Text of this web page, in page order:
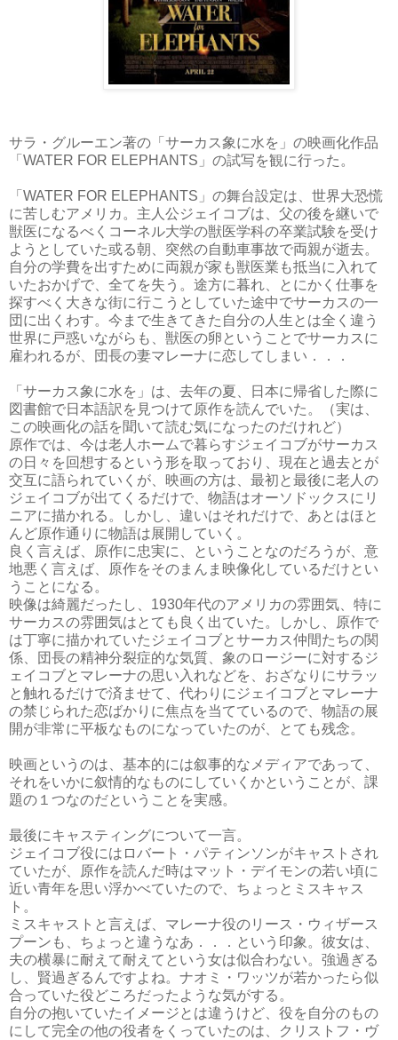
サラ・グルーエン著の「サーカス象に水を」の映画化作品
「WATER FOR ELEPHANTS」の試写を観に行った。
「WATER FOR ELEPHANTS」の舞台設定は、世界大恐慌
に苦しむアメリカ。主人公ジェイコブは、父の後を継いで
獣医になるべくコーネル大学の獣医学科の卒業試験を受け
ようとしていた或る朝、突然の自動車事故で両親が逝去。
自分の学費を出すために両親が家も獣医業も抵当に入れて
いたおかげで、全てを失う。途方に暮れ、とにかく仕事を
探すべく大きな街に行こうとしていた途中でサーカスの一
団に出くわす。今まで生きてきた自分の人生とは全く違う
世界に戸惑いながらも、獣医の卵ということでサーカスに
雇われるが、団長の妻マレーナに恋してしまい．．．
「サーカス象に水を」は、去年の夏、日本に帰省した際に
図書館で日本語訳を見つけて原作を読んでいた。（実は、
この映画化の話を聞いて読む気になったのだけれど）
原作では、今は老人ホームで暮らすジェイコブがサーカス
の日々を回想するという形を取っており、現在と過去とが
交互に語られていくが、映画の方は、最初と最後に老人の
ジェイコブが出てくるだけで、物語はオーソドックスにリ
ニアに描かれる。しかし、違いはそれだけで、あとはほと
んど原作通りに物語は展開していく。
良く言えば、原作に忠実に、ということなのだろうが、意
地悪く言えば、原作をそのまんま映像化しているだけとい
うことになる。
映像は綺麗だったし、1930年代のアメリカの雰囲気、特に
サーカスの雰囲気はとても良く出ていた。しかし、原作で
は丁寧に描かれていたジェイコブとサーカス仲間たちの関
係、団長の精神分裂症的な気質、象のロージーに対するジ
ェイコブとマレーナの思い入れなどを、おざなりにサラッ
と触れるだけで済ませて、代わりにジェイコブとマレーナ
の禁じられた恋ばかりに焦点を当てているので、物語の展
開が非常に平板なものになっていたのが、とても残念。
映画というのは、基本的には叙事的なメディアであって、
それをいかに叙情的なものにしていくかということが、課
題の１つなのだということを実感。
最後にキャスティングについて一言。
ジェイコブ役にはロバート・パティンソンがキャストされ
ていたが、原作を読んだ時はマット・デイモンの若い頃に
近い青年を思い浮かべていたので、ちょっとミスキャス
ト。
ミスキャストと言えば、マレーナ役のリース・ウィザース
プーンも、ちょっと違うなあ．．．という印象。彼女は、
夫の横暴に耐えて耐えてという女は似合わない。強過ぎる
し、賢過ぎるんですよね。ナオミ・ワッツが若かったら似
合っていた役どころだったような気がする。
自分の抱いていたイメージとは違うけど、役を自分のもの
にして完全の他の役者をくっていたのは、クリストフ・ヴ